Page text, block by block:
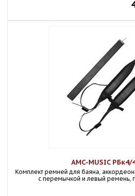
AMC-MUSIC РБк4/
Комплект ремней для баяна,
с перемычкой и левый ремень,